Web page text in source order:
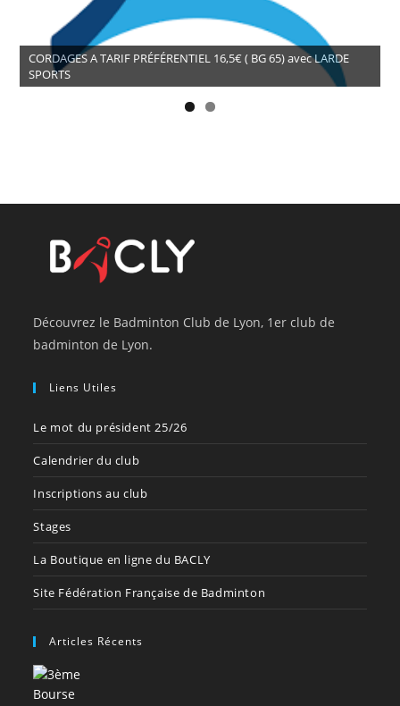
CORDAGES A TARIF PRÉFÉRENTIEL 16,5€ ( BG 65) avec LARDE
SPORTS
Découvrez le Badminton Club de Lyon, 1er club de
badminton de Lyon.
Liens Utiles
Le mot du président 25/26
Calendrier du club
Inscriptions au club
Stages
La Boutique en ligne du BACLY
Site Fédération Française de Badminton
Articles Récents